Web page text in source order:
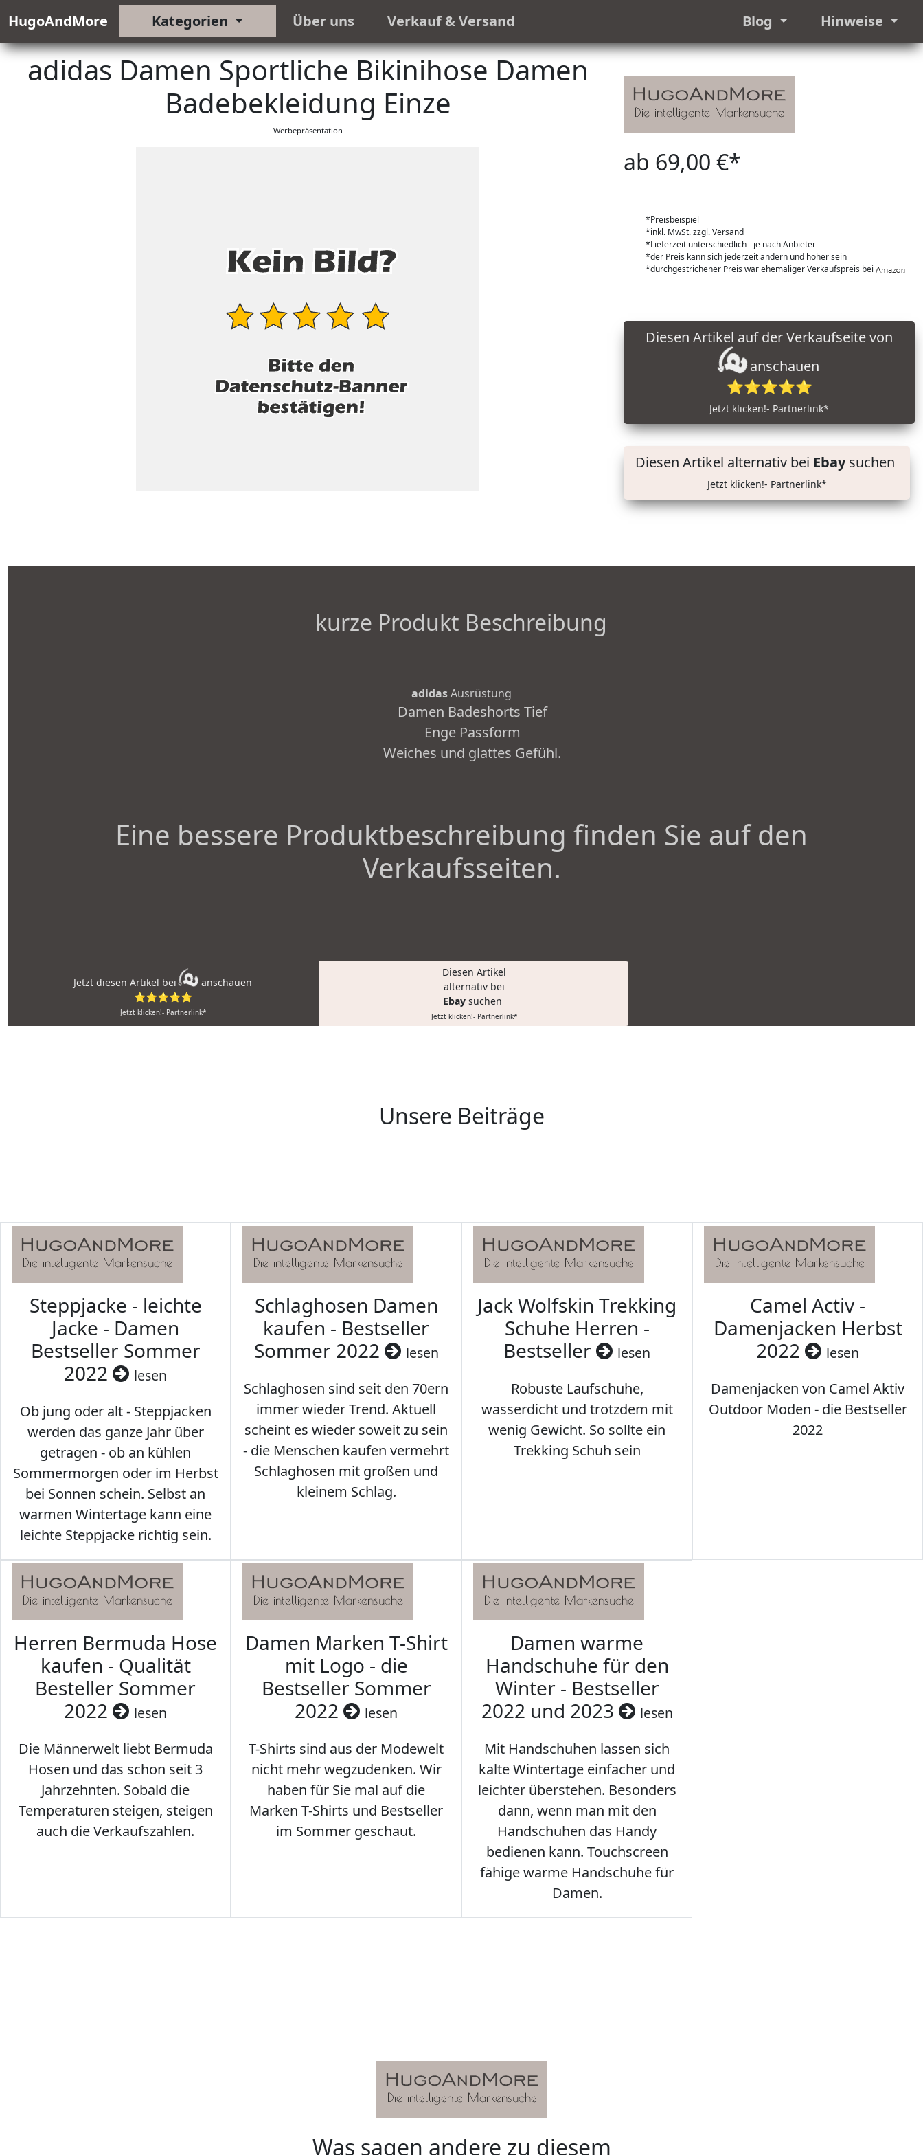
HugoAndMore Kategorien Über uns Verkauf & Versand Blog Hinweise
adidas Damen Sportliche Bikinihose Damen
Badebekleidung Einze
Werbepräsentation
ab 69,00 €*
*Preisbeispiel
*inkl. MwSt. zzgl. Versand
*Lieferzeit unterschiedlich - je nach Anbieter
*der Preis kann sich jederzeit ändern und höher sein
*durchgestrichener Preis war ehemaliger Verkaufspreis bei
anschauen
⭐⭐⭐⭐⭐
Jetzt klicken!- Partnerlink*
Diesen Artikel alternativ bei Ebaysuchen
Jetzt klicken!- Partnerlink*
kurze Produkt Beschreibung
adidasAusrüstung
Damen Badeshorts Tief
Enge Passform
Weiches und glattes Gefühl.
Eine bessere Produktbeschreibung finden Sie auf den
Verkaufsseiten.
Jetzt diesen Artikel bei
anschauen
⭐⭐⭐⭐⭐
Jetzt klicken!- Partnerlink*
Diesen Artikel
alternativ bei
Ebay suchen
Jetzt klicken!- Partnerlink*
Unsere Beiträge
Steppjacke - leichte
Jacke - Damen
Bestseller Sommer
2022
lesen
Ob jung oder alt - Steppjacken
werden das ganze Jahr über
getragen - ob an kühlen
Sommermorgen oder im Herbst
bei Sonnen schein. Selbst an
warmen Wintertage kann eine
leichte Steppjacke richtig sein.
Schlaghosen Damen
kaufen - Bestseller
Sommer 2022
lesen
Schlaghosen sind seit den 70ern
immer wieder Trend. Aktuell
scheint es wieder soweit zu sein
- die Menschen kaufen vermehrt
Schlaghosen mit großen und
kleinem Schlag.
Jack Wolfskin Trekking
Schuhe Herren -
Bestseller
lesen
Robuste Laufschuhe,
wasserdicht und trotzdem mit
wenig Gewicht. So sollte ein
Trekking Schuh sein
Camel Activ -
Damenjacken Herbst
2022
lesen
Damenjacken von Camel Aktiv
Outdoor Moden - die Bestseller
2022
Herren Bermuda Hose
kaufen - Qualität
Besteller Sommer
2022
lesen
Die Männerwelt liebt Bermuda
Hosen und das schon seit 3
Jahrzehnten. Sobald die
Temperaturen steigen, steigen
auch die Verkaufszahlen.
Damen Marken T-Shirt
mit Logo - die
Bestseller Sommer
2022
lesen
T-Shirts sind aus der Modewelt
nicht mehr wegzudenken. Wir
haben für Sie mal auf die
Marken T-Shirts und Bestseller
im Sommer geschaut.
Damen warme
Handschuhe für den
Winter - Bestseller
2022 und 2023
lesen
Mit Handschuhen lassen sich
kalte Wintertage einfacher und
leichter überstehen. Besonders
dann, wenn man mit den
Handschuhen das Handy
bedienen kann. Touchscreen
fähige warme Handschuhe für
Damen.
Was sagen andere zu diesem